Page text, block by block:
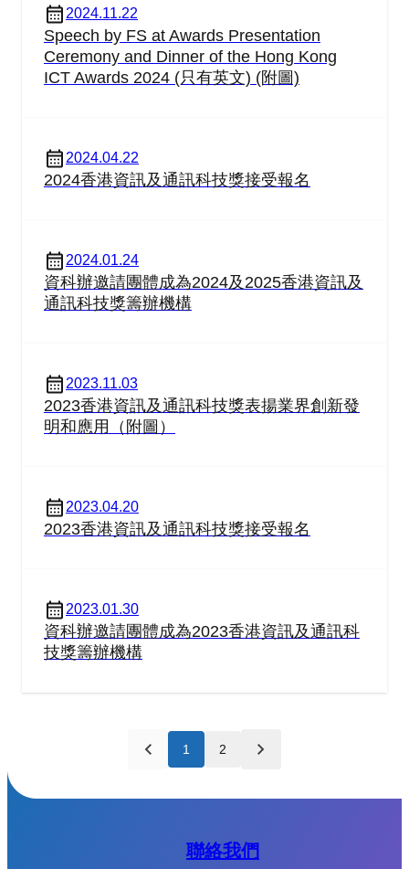
2024.11.22
Speech by FS at Awards Presentation
Ceremony and Dinner of the Hong Kong
ICT Awards 2024 (只有英文) (附圖)
2024.04.22
2024香港資訊及通訊科技獎接受報名
2024.01.24
資科辦邀請團體成為2024及2025香港資訊及
通訊科技獎籌辦機構
2023.11.03
2023香港資訊及通訊科技獎表揚業界創新發
明和應用（附圖）
2023.04.20
2023香港資訊及通訊科技獎接受報名
2023.01.30
資科辦邀請團體成為2023香港資訊及通訊科
技獎籌辦機構
1 2
聯絡我們